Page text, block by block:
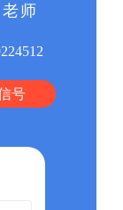
师
号